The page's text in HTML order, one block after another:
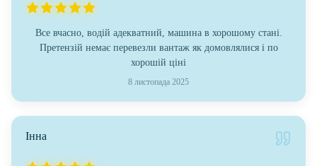
Все вчасно, водій адекватний, машина в хорошому стані.
Претензій немає перевезли вантаж як домовлялися і по
хорошій ціні
8 листопада 2025
Інна